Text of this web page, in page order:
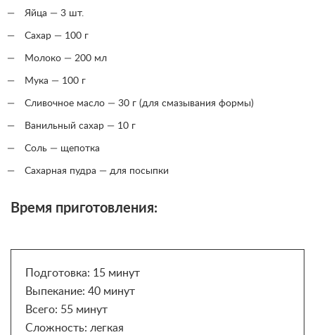
Яйца — 3 шт.
Сахар — 100 г
Молоко — 200 мл
Мука — 100 г
Сливочное масло — 30 г (для смазывания формы)
Ванильный сахар — 10 г
Соль — щепотка
Сахарная пудра — для посыпки
Время приготовления:
Подготовка: 15 минут
Выпекание: 40 минут
Всего: 55 минут
Сложность: легкая